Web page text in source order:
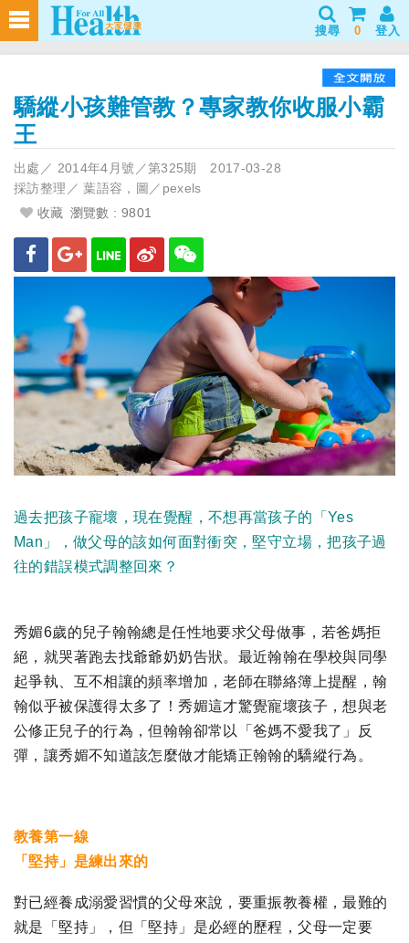
搜尋 0 登入
驕縱小孩難管教？專家教你收服小霸
王
出處／ 2014年4月號／第325期 2017-03-28
採訪整理／ 葉語容，圖／pexels
收藏 瀏覽數 : 9801
過去把孩子寵壞，現在覺醒，不想再當孩子的「Yes
Man」，做父母的該如何面對衝突，堅守立場，把孩子過
往的錯誤模式調整回來？
秀媚6歲的兒子翰翰總是任性地要求父母做事，若爸媽拒
絕，就哭著跑去找爺爺奶奶告狀。最近翰翰在學校與同學
起爭執、互不相讓的頻率增加，老師在聯絡簿上提醒，翰
翰似乎被保護得太多了！秀媚這才驚覺寵壞孩子，想與老
公修正兒子的行為，但翰翰卻常以「爸媽不愛我了」反
彈，讓秀媚不知道該怎麼做才能矯正翰翰的驕縱行為。
教養第一線
「堅持」是練出來的
對已經養成溺愛習慣的父母來說，要重振教養權，最難的
就是「堅持」，但「堅持」是必經的歷程，父母一定要